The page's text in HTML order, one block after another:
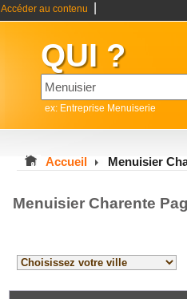
Accéder au contenu
QUI ?
ex: Entreprise Menuiserie
Accueil Menuisier
Menuisier Charente